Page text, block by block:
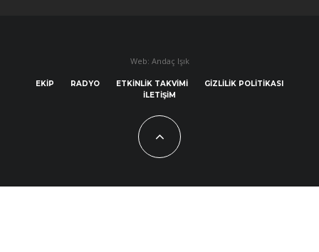
Web: Andaç Işık
EKIP RADYO ETKINLIK TAKVIMI
GIZLILIK POLITIKASI
İLETIŞIM